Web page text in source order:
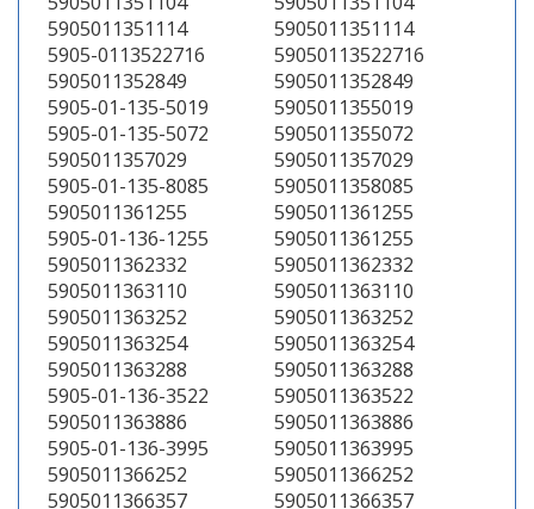
5905011351114
5905011351114
5905-0113522716
59050113522716
5905011352849
5905011352849
5905-01-135-5019
5905011355019
5905-01-135-5072
5905011355072
5905011357029
5905011357029
5905-01-135-8085
5905011358085
5905011361255
5905011361255
5905-01-136-1255
5905011361255
5905011362332
5905011362332
5905011363110
5905011363110
5905011363252
5905011363252
5905011363254
5905011363254
5905011363288
5905011363288
5905-01-136-3522
5905011363522
5905011363886
5905011363886
5905-01-136-3995
5905011363995
5905011366252
5905011366252
5905011366357
5905011366357